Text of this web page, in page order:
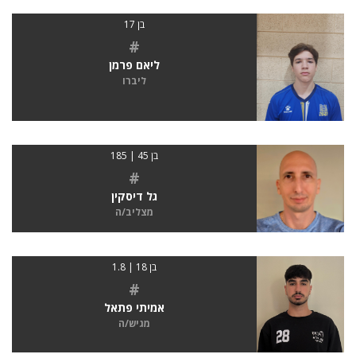
בן 17
#
ליאם פרמן
ליברו
בן 45 | 185
#
גל דיסקין
מצליב/ה
בן 18 | 1.8
#
אמיתי פתאל
מגיש/ה